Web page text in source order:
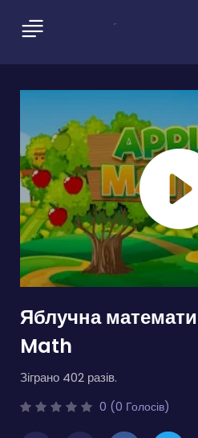
Яблучна
Math
Зіграно 402 разів.
0 (0 Голосів)